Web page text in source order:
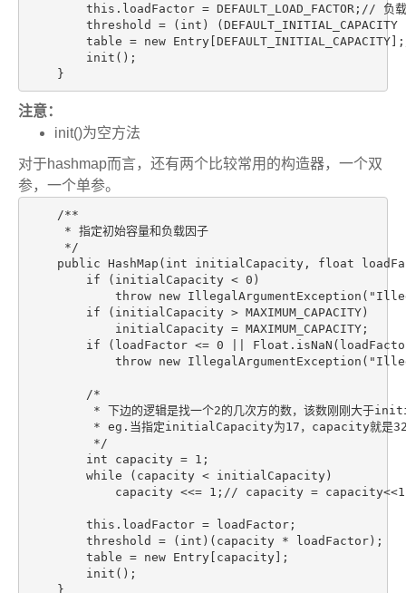
this.loadFactor = DEFAULT_LOAD_FACTOR;// 负载
threshold = (int) (DEFAULT_INITIAL_CAPACITY
table = new
        init();
    }
注意：
init()为空方法
对于hashmap而言，还有两个比较常用的构造器，一个双
参，一个单参。
    /**
     * 指定初始容量和负载因子
     */
public HashMap(int initialCapacity, float
        if (initialCapacity < 0)
throw new
        if (initialCapacity > MAXIMUM_CAPACITY)
            initialCapacity = MAXIMUM_CAPACITY;
if (loadFactor <= 0 ||
throw new
        /*
* 下边的逻辑是找一个2的几次方的数，该数刚刚大于
* eg.当指定initialCapacity为17，capacity就是32
         */
        int capacity = 1;
        while (capacity < initialCapacity)
            capacity <<= 1;// capacity = capacity<<1
        this.loadFactor = loadFactor;
        threshold = (int)(capacity * loadFactor);
        table = new Entry[capacity];
        init();
    }